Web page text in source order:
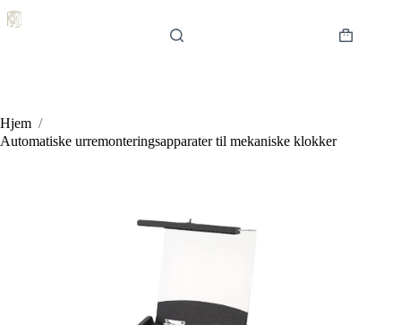
til
Hjem /
Automatiske urremonteringsapparater til mekaniske klokker